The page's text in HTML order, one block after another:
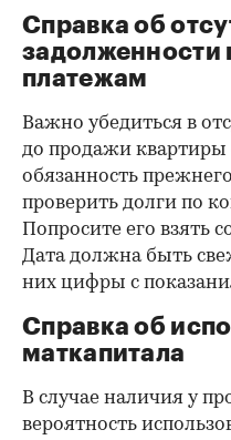
Справка об
платежам
Важно убедиться в
до продажи
обязанность
проверить долги по
Попросите его взять
Дата должна быть
них цифры с
Справка об
маткапитала
В случае наличия у
вероятность